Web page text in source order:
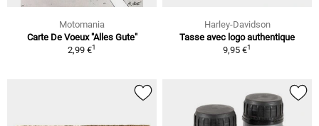
Motomania
Carte De Voeux "Alles Gute"
2,99 €1
Harley-Davidson
Tasse avec logo authentique
9,95 €1